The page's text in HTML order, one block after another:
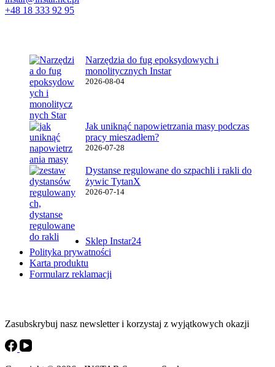
+48 18 333 92 95
Narzędzia do fug epoksydowych i
monolitycznych Instar
2026-08-04
Jak uniknąć napowietrzania masy podczas
pracy mieszadłem?
2026-07-28
Dystanse regulowane do szpachli i rakli do
żywic TytanX
2026-07-14
Sklep Instar24
Polityka prywatności
Karta produktu
Formularz reklamacji
Zasubskrybuj nasz newsletter i korzystaj z wyjątkowych okazji